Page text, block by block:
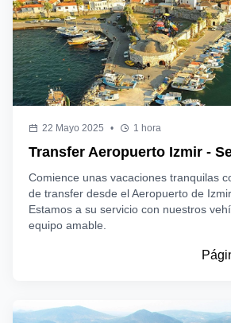
22 Mayo 2025 • 1 hora
Transfer Aeropuerto Izmir -
Comience unas vacaciones tranquilas
de transfer desde el Aeropuerto de
Estamos a su servicio con nuestros
equipo amable.